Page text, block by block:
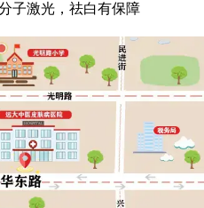
子激光，祛白有保障